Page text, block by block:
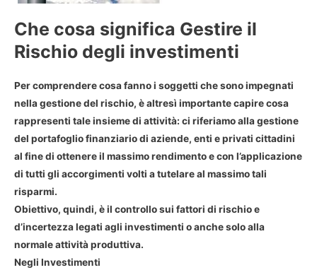
Che cosa significa Gestire il
Rischio degli investimenti
Per comprendere cosa fanno i soggetti che sono impegnati
nella gestione del rischio, è altresì importante capire cosa
rappresenti tale insieme di attività: ci riferiamo alla gestione
del portafoglio finanziario di aziende, enti e privati cittadini
al fine di ottenere il massimo rendimento e con l’applicazione
di tutti gli accorgimenti volti a tutelare al massimo tali
risparmi.
Obiettivo, quindi, è il controllo sui fattori di rischio e
d’incertezza legati agli investimenti o anche solo alla
normale attività produttiva.
Negli Investimenti